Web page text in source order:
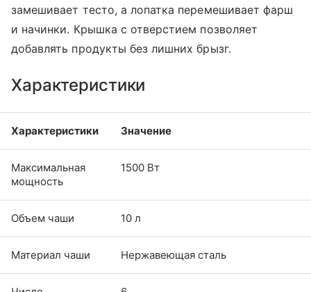
замешивает тесто, а лопатка перемешивает фарш
и начинки. Крышка с отверстием позволяет
добавлять продукты без лишних брызг.
Характеристики
Характеристики Значение
Максимальная
мощность
1500 Вт
Объем чаши 10 л
Материал чаши Нержавеющая сталь